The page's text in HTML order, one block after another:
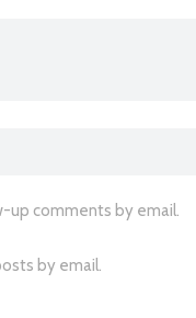
up comments by email.
by email.